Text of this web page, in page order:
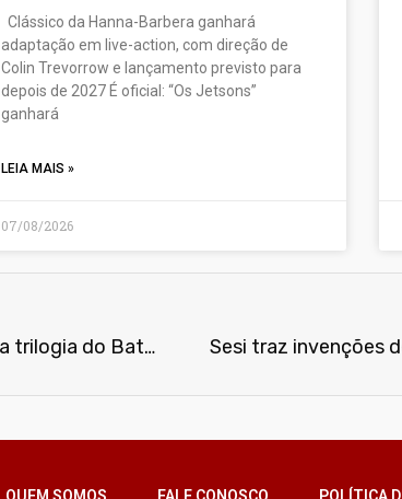
Clássico da Hanna-Barbera ganhará
adaptação em live-action, com direção de
Colin Trevorrow e lançamento previsto para
depois de 2027 É oficial: “Os Jetsons”
ganhará
LEIA MAIS »
07/08/2026
Joel Schumacher fará HQ para finalizar sua trilogia do Batman Sesi traz invenções